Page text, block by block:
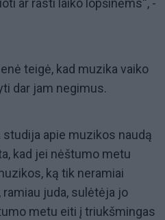
ar rasti laiko lopšinėms“, -
teigė, kad muzika vaiko
dar jam negimus.
studija apie muzikos naudą
kad jei nėštumo metu
ką tik neramiai
juda, sulėtėja jo
metu eiti į triukšmingas